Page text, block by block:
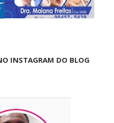
INSTAGRAM DO BLOG